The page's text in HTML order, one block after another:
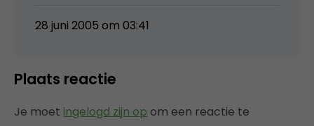
28 juni 2005 om 03:41
Plaats reactie
Je moet ingelogd zijn op om een reactie te